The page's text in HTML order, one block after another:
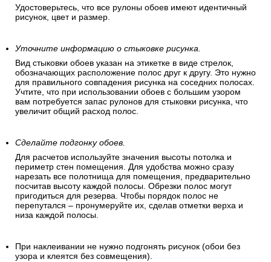
Удостоверьтесь, что все рулоны обоев имеют идентичный
рисунок, цвет и размер.
Уточните информацию о стыковке рисунка.
Вид стыковки обоев указан на этикетке в виде стрелок,
обозначающих расположение полос друг к другу. Это нужно
для правильного совпадения рисунка на соседних полосах.
Учтите, что при использовании обоев с большим узором
вам потребуется запас рулонов для стыковки рисунка, что
увеличит общий расход полос.
Сделайте подгонку обоев.
Для расчетов используйте значения высоты потолка и
периметр стен помещения. Для удобства можно сразу
нарезать все полотнища для помещения, предварительно
посчитав высоту каждой полосы. Обрезки полос могут
пригодиться для резерва. Чтобы порядок полос не
перепутался – пронумеруйте их, сделав отметки верха и
низа каждой полосы.
При наклеивании не нужно подгонять рисунок (обои без
узора и клеятся без совмещения).